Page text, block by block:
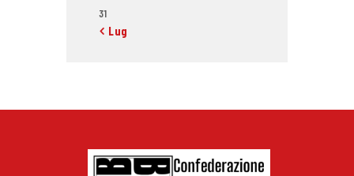
31
« Lug